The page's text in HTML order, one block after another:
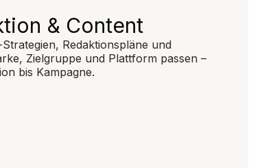
& Content
Redaktionspläne und
Zielgruppe und Plattform passen –
bis Kampagne.